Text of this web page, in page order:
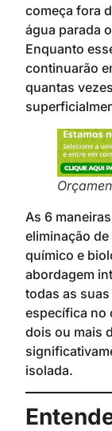
começa fora
água parada
Enquanto
continuarão
quantas
As 6
eliminação
químico e
abordagem
todas as
específica no
dois ou mais
isolada.